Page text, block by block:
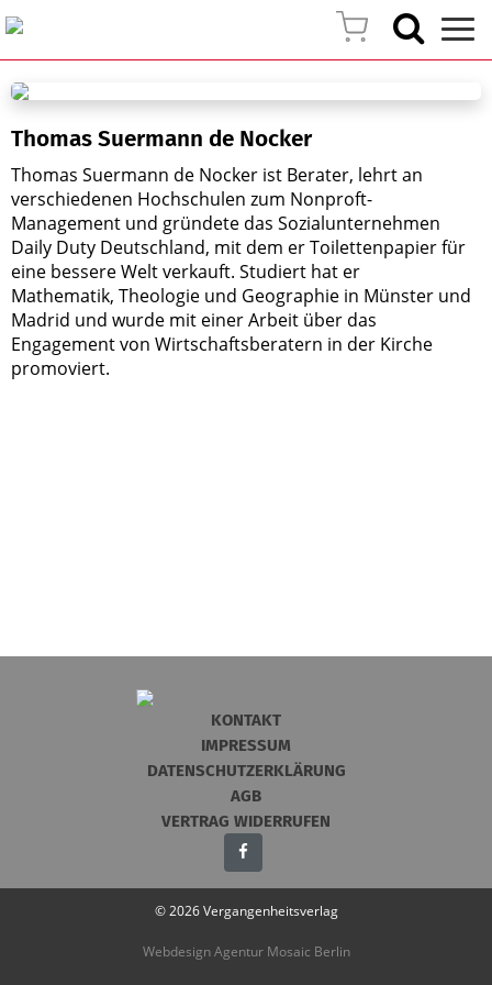
Thomas Suermann de Nocker
Thomas Suermann de Nocker ist Berater, lehrt an
verschiedenen Hochschulen zum Nonproft-
Management und gründete das Sozialunternehmen
Daily Duty Deutschland, mit dem er Toilettenpapier für
eine bessere Welt verkauft. Studiert hat er
Mathematik, Theologie und Geographie in Münster und
Madrid und wurde mit einer Arbeit über das
Engagement von Wirtschaftsberatern in der Kirche
promoviert.
KONTAKT
IMPRESSUM
DATENSCHUTZERKLÄRUNG
AGB
VERTRAG WIDERRUFEN
© 2026 Vergangenheitsverlag
Webdesign Agentur Mosaic Berlin